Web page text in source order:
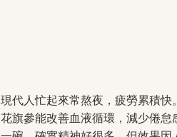
現代人忙起來常熬夜，疲勞累積快
花旗參能改善血液循環，減少倦